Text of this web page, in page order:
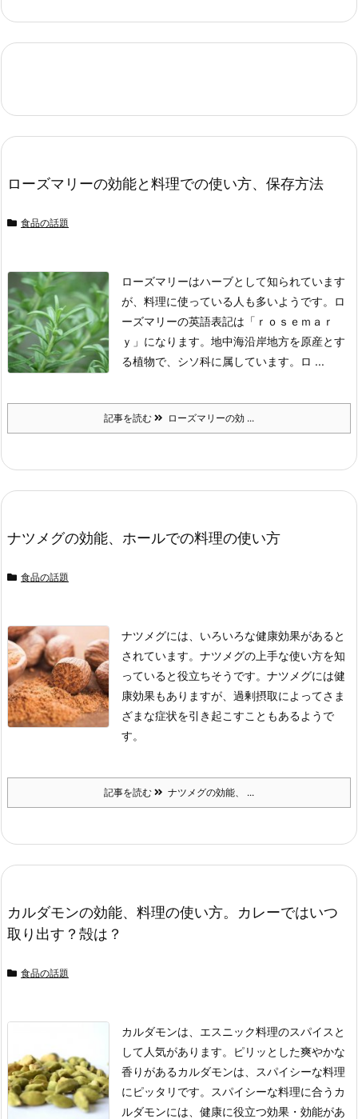
ローズマリーの効能と料理での使い方、保存方法
食品の話題
ローズマリーはハーブとして知られています
が、料理に使っている人も多いようです。
ロ
ーズマリーの英語表記は「ｒｏｓｅｍａｒ
ｙ」になります。 地中海沿岸地方を原産とす
る植物で、シソ科に属しています。
ロ ...
記事を読む ローズマリーの効 ...
ナツメグの効能、ホールでの料理の使い方
食品の話題
ナツメグには、いろいろな健康効果があると
されています。 ナツメグの上手な使い方を知
っていると役立ちそうです。 ナツメグには健
康効果もありますが、過剰摂取によってさま
ざまな症状を引き起こすこともあるようで
す。
記事を読む ナツメグの効能、 ...
カルダモンの効能、料理の使い方。カレーではいつ
取り出す？殻は？
食品の話題
カルダモンは、エスニック料理のスパイスと
して人気があります。
ピリッとした爽やかな
香りがあるカルダモンは、スパイシーな料理
にピッタリです。
スパイシーな料理に合うカ
ルダモンには、健康に役立つ効果・効能があ